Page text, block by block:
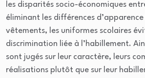
les disparités socio-économiques
éliminant les différences d’apparence
vêtements, les uniformes scolaires
discrimination liée à l’habillement.
sont jugés sur leur caractère, leurs
réalisations plutôt que sur leur